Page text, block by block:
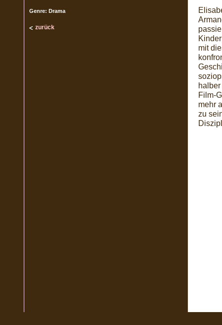
Genre: Drama
zurück
mit
Film-
mehr
zu